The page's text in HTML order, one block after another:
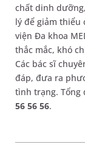
chất dinh
lý để giảm thiểu
viện Đa khoa
thắc mắc, khó
Các bác sĩ
đáp, đưa ra
tình trạng. Tổng
56 56 56.